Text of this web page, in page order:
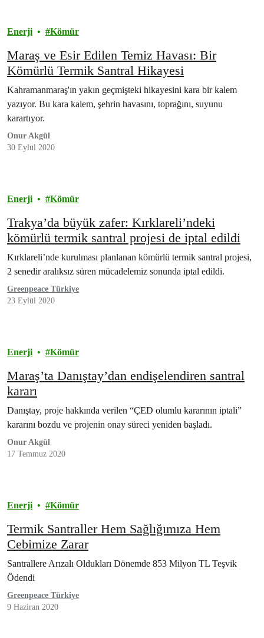
Enerji Kömür
Maraş ve Esir Edilen Temiz Havası: Bir
Kömürlü Termik Santral Hikayesi
Kahramanmaraş'ın yakın geçmişteki hikayesini kara bir kalem
yazıyor. Bu kara kalem, şehrin havasını, toprağını, suyunu
karartıyor.
Onur Akgül
30 Eylül 2020
Enerji Kömür
Trakya’da büyük zafer: Kırklareli’ndeki
kömürlü termik santral projesi de iptal edildi
Kırklareli’nde kurulması planlanan kömürlü termik santral projesi,
2 senedir aralıksız süren mücadelemiz sonunda iptal edildi.
Greenpeace Türkiye
23 Eylül 2020
Enerji Kömür
Maraş’ta Danıştay’dan endişelendiren santral
kararı
Danıştay, proje hakkında verilen “ÇED olumlu kararının iptali”
kararını bozdu ve projenin onay süreci yeniden başladı.
Onur Akgül
17 Temmuz 2020
Enerji Kömür
Termik Santraller Hem Sağlığımıza Hem
Cebimize Zarar
Santrallere Arızalı Oldukları Dönemde 853 Milyon TL Teşvik
Ödendi
Greenpeace Türkiye
9 Haziran 2020